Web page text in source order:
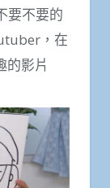
要不要的
，在
的影片